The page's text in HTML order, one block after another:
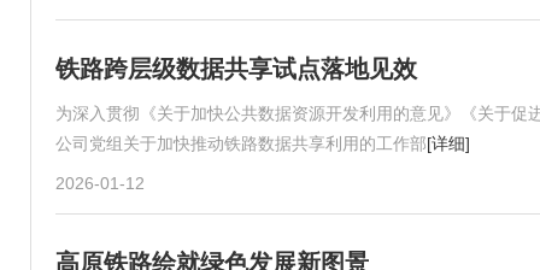
铁路跨层级数据共享试点落地见效
为深入贯彻《关于加快公共数据资源开发利用的意见》《关于
公司党组关于加快推动铁路数据共享利用的工作部[详细]
2026-01-12
高原铁路绘就绿色发展新图景